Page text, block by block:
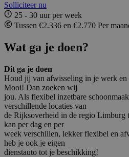
Solliciteer nu
25 - 30 uur per week
Tussen €2.336 en €2.770 Per
Wat ga je doen?
Dit ga je doen
Houd jij van afwisseling in je werk en
Mooi! Dan zoeken wij
jou. Als flexibel inzetbare
verschillende locaties van
de Rijksoverheid in de regio Limburg
kan per dag en per
week verschillen, lekker flexibel en
heb je ook je eigen
dienstauto tot je beschikking!